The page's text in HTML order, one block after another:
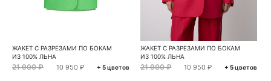
ЖАКЕТ С РАЗРЕЗАМИ ПО БОКАМ
ИЗ 100% ЛЬНА
21 900 ₽ 10 950 ₽ + 5 цветов
ЖАКЕТ С РАЗРЕЗАМИ ПО БОКАМ
ИЗ 100% ЛЬНА
21 900 ₽ 10 950 ₽ + 5 цветов